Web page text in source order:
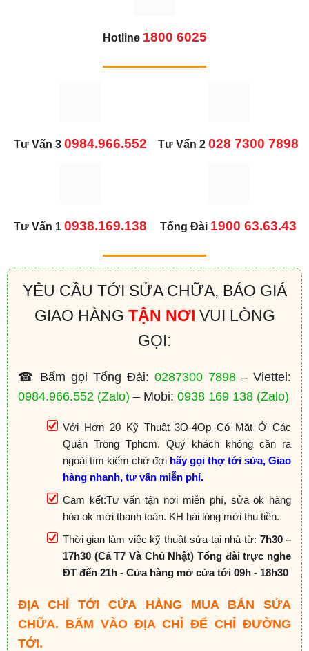
Hotline 1800 6025
Tư Vấn 3 0984.966.552 Tư Vấn 2 028 7300 7898
Tư Vấn 1 0938.169.138 Tổng Đài 1900 63.63.43
YÊU CẦU TỚI SỬA CHỮA, BÁO GIÁ
GIAO HÀNG TẬN NƠI VUI LÒNG
GỌI:
☎ Bấm gọi Tổng Đài: 0287300 7898– Viettel:
0984.966.552 (Zalo) – Mobi: 0938 169 138 (Zalo)
Với Hơn 20 Kỹ Thuật 3O-4Op Có Mặt Ở Các
Quận Trong Tphcm. Quý khách không cần ra
ngoài tìm kiếm chờ đợi hãy gọi thợ tới sửa, Giao
hàng nhanh, tư vấn miễn phí.
Cam kết:Tư vấn tận nơi miễn phí, sửa ok hàng
hóa ok mới thanh toán. KH hài lòng mới thu tiền.
Thời gian làm việc kỹ thuật sửa tại nhà từ: 7h30 –
17h30 (Cả T7 Và Chủ Nhật) Tổng đài trực nghe
ĐT đến 21h - Cửa hàng mở cửa tới 09h - 18h30
ĐỊA CHỈ TỚI CỬA HÀNG MUA BÁN SỬA
CHỮA. BẤM VÀO ĐỊA CHỈ ĐỂ CHỈ ĐƯỜNG
TỚI.